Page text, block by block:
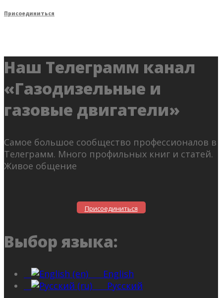
Присоединиться
Наш Телеграмм канал
«Газодизельные и
газовые двигатели»
Самое большое сообщество профессионалов в
Телеграмм. Много профильных книг и статей.
Живое общение
Присоединиться
Выбор языка:
English
Русский